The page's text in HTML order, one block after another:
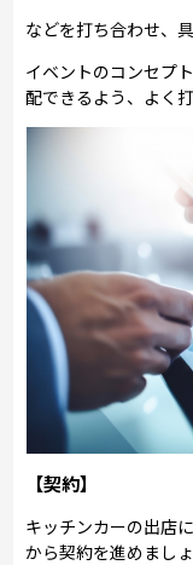
などを打ち合わせ、
イベントのコンセプ
配できるよう、よく
【契約】
キッチンカーの出店
から契約を進めましょ